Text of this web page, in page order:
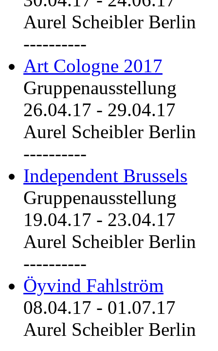
Aurel Scheibler Berlin
----------
Art Cologne 2017
Gruppenausstellung
26.04.17 - 29.04.17
Aurel Scheibler Berlin
----------
Independent Brussels
Gruppenausstellung
19.04.17 - 23.04.17
Aurel Scheibler Berlin
----------
Öyvind Fahlström
08.04.17 - 01.07.17
Aurel Scheibler Berlin